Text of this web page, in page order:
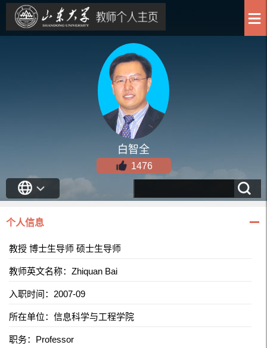
白智全
1476
个人信息
教授 博士生导师 硕士生导师
教师英文名称：Zhiquan Bai
入职时间：2007-09
所在单位：信息科学与工程学院
职务：Professor